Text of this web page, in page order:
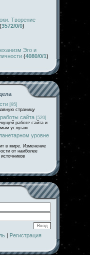
Творение
(3572/0/0)
Эго и
(4080/0/1)
[95]
страницу
сайта [520]
работе сайта и
услугам
уровне
в мире. Изменение
от наиболее
| Регистрация